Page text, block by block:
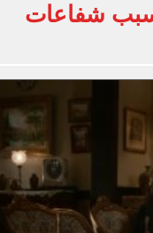
صلاحشفاعات